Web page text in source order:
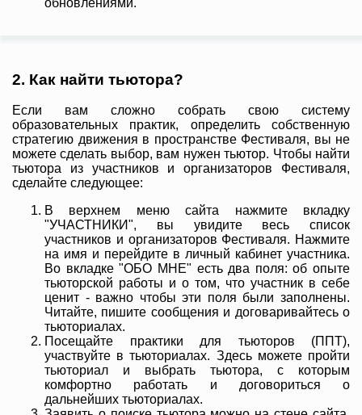
2. Как найти тьютора?
Если вам сложно собрать свою систему
образовательных практик, определить собственную
стратегию движения в пространстве Фестиваля, вы не
можете сделать выбор, вам нужен тьютор. Чтобы найти
тьютора из участников и организаторов Фестиваля,
сделайте следующее:
В верхнем меню сайта нажмите вкладку
"УЧАСТНИКИ", вы увидите весь список
участников и организаторов Фестиваля. Нажмите
на имя и перейдите в личный кабинет участника.
Во вкладке "ОБО МНЕ" есть два поля: об опыте
тьюторской работы и о том, что участник в себе
ценит - важно чтобы эти поля были заполнены.
Читайте, пишите сообщения и договаривайтесь о
тьюториалах.
Посещайте практики для тьюторов (ППТ),
участвуйте в тьюториалах. Здесь можете пройти
тьюториал и выбрать тьютора, с которым
комфортно работать и договориться о
дальнейших тьюториалах.